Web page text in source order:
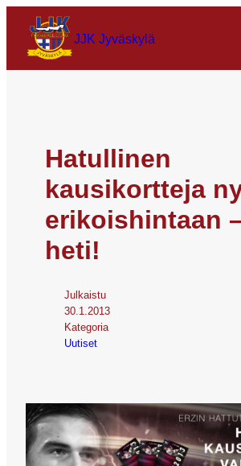
JJK Jyväskylä
Hatullinen
kausikortteja
erikoishintaan
heti!
Julkaistu
30.1.2013
Kategoria
Uutiset